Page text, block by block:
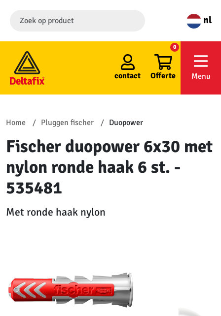
nl
contact Offerte
0
Menu
Home Pluggen fischer Duopower
Fischer duopower 6x30 met
nylon ronde haak 6 st. -
535481
Met ronde haak nylon